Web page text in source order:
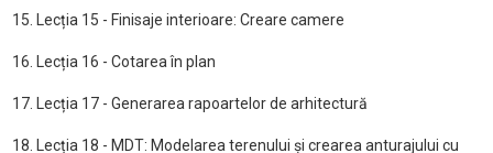
15. Lecția 15 - Finisaje interioare: Creare camere
16. Lecția 16 - Cotarea în plan
17. Lecția 17 - Generarea rapoartelor de arhitectură
18. Lecția 18 - MDT: Modelarea terenului și crearea anturajului cu